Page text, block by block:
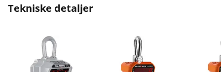
Tekniske detaljer